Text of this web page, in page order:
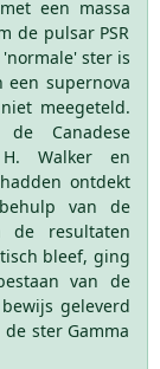
een massa
de pulsar PSR
ster is
een supernova
meegeteld.
Canadese
Walker en
ontdekt
van de
de resultaten
bleef, ging
van de
geleverd
ster Gamma